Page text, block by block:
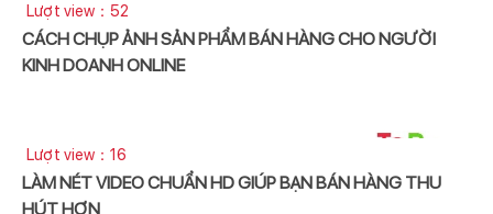
Lượt view：52
CÁCH CHỤP ẢNH SẢN PHẨM BÁN HÀNG CHO NGƯỜI
KINH DOANH ONLINE
Lượt view：16
LÀM NÉT VIDEO CHUẨN HD GIÚP BẠN BÁN HÀNG THU
HÚT HƠN